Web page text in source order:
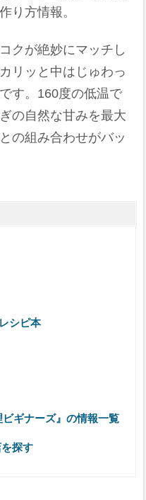
り方情報。
クが絶妙にマッチし
リッと中はじゅわっ
す。160度の低温で
の自然な甘みを最大
の組み合わせがバッ
シピ本
ギナーズ』の情報一覧
探す